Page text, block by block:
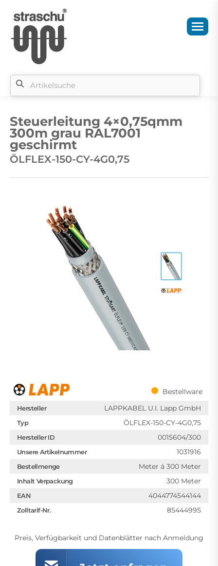
Steuerleitung 4×0,75qmm
300m grau RAL7001
geschirmt
ÖLFLEX-150-CY-4G0,75
Bestellware
Hersteller LAPPKABEL U.I. Lapp GmbH
Typ ÖLFLEX-150-CY-4G0,75
Hersteller ID 0015604/300
Unsere Artikelnummer 1031916
Bestellmenge Meter á 300 Meter
Inhalt Verpackung 300 Meter
EAN 4044774544144
Zolltarif-Nr. 85444995
Preis, Verfügbarkeit und Datenblätter nach Anmeldung